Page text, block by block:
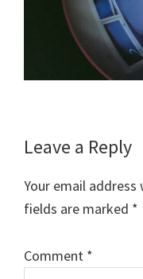
Reader
Interactions
Leave a Reply
Your email address
fields are marked *
Comment *